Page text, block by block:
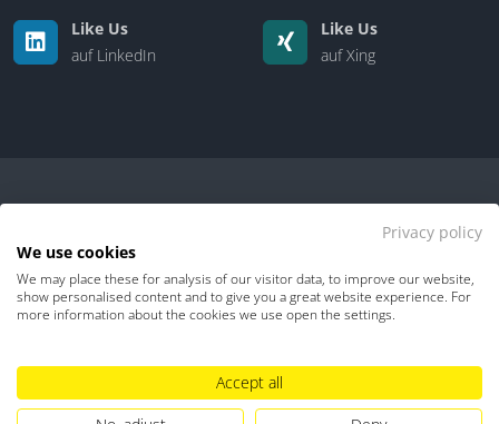
Like Us
auf LinkedIn
Like Us
auf Xing
Kontakt | Über uns
Impressum
Hinweisgebersystem
Umgang mit KI
Privacy policy
We use cookies
We may place these for analysis of our visitor data, to improve our website,
show personalised content and to give you a great website experience. For
more information about the cookies we use open the settings.
Accept all